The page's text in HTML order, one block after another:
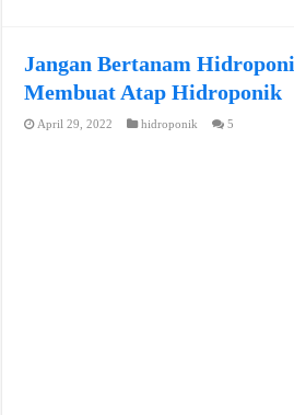
Jangan Bertanam
Membuat Atap Hidroponik
April 29, 2022 hidroponik 5